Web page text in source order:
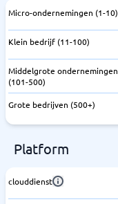
Micro-ondernemingen (1-10)
Klein bedrijf (11-100)
Middelgrote ondernemingen
(101-500)
Grote bedrijven (500+)
Platform
clouddienst